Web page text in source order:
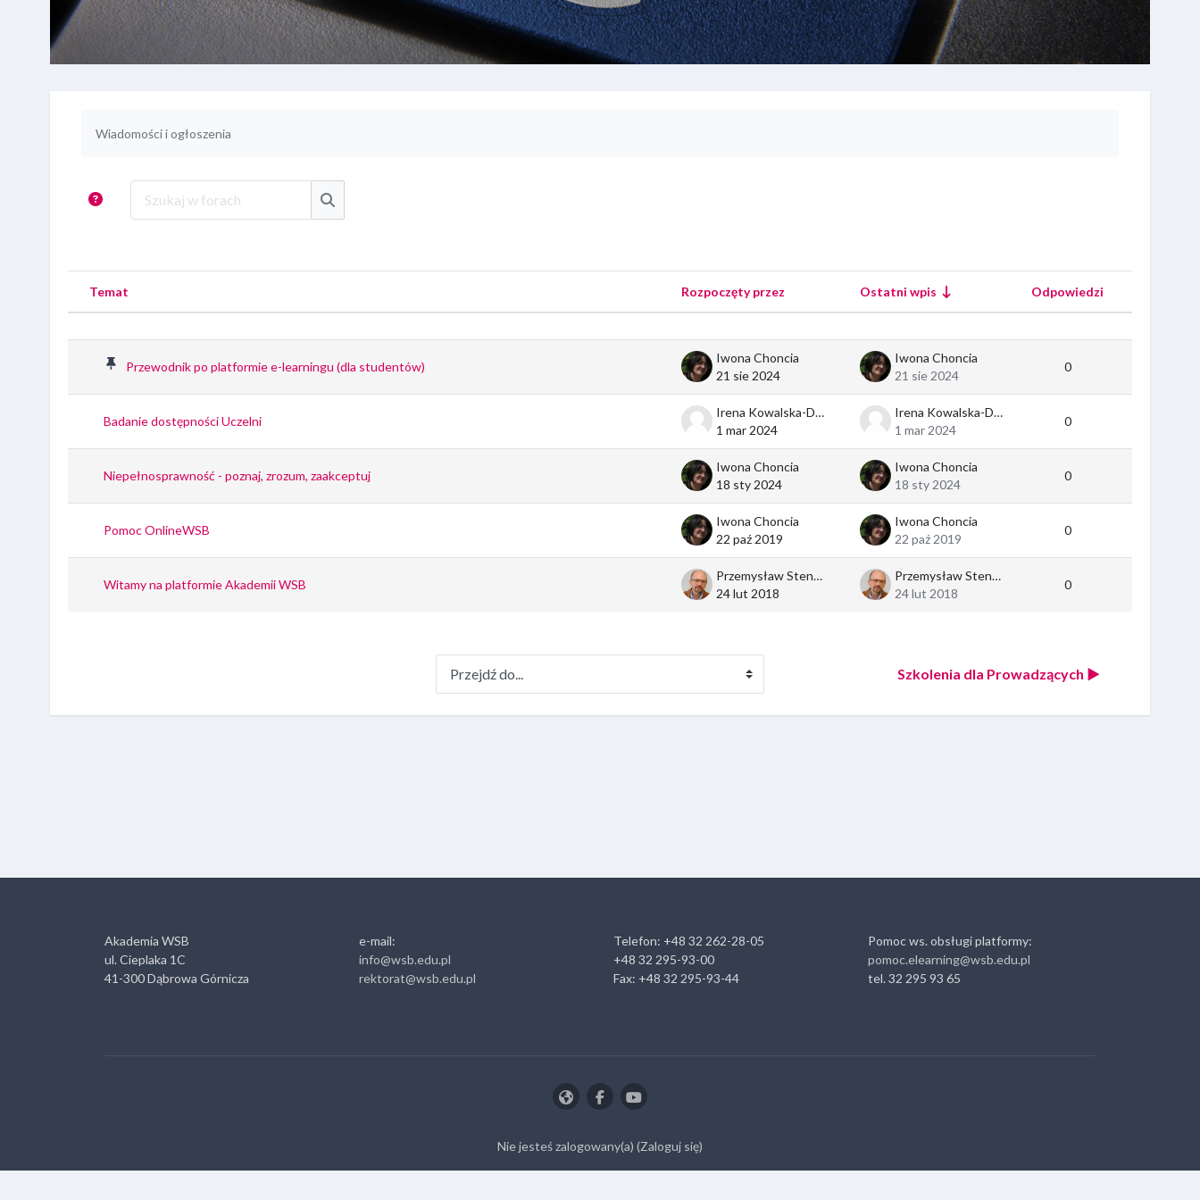
Wiadomości i ogłoszenia
Szukaj w forach
Status
Temat Rozpoczęty przez Ostatni wpis
Odpowiedzi
Akcje
Przewodnik po platformie e-learningu (dla studentów)
Iwona Choncia
21 sie 2024
Iwona Choncia
21 sie 2024
0
Badanie dostępności Uczelni
Irena Kowalska-Drygała
1 mar 2024
Irena Kowalska-Drygała
1 mar 2024
0
Niepełnosprawność - poznaj, zrozum, zaakceptuj
Iwona Choncia
18 sty 2024
Iwona Choncia
18 sty 2024
0
Pomoc OnlineWSB
Iwona Choncia
22 paź 2019
Iwona Choncia
22 paź 2019
0
Witamy na platformie Akademii WSB
Przemysław Stencel
24 lut 2018
Przemysław Stencel
24 lut 2018
0
Przejdź do... Szkolenia dla Prowadzących ▶︎
Akademia WSB
ul. Cieplaka 1C
41-300 Dąbrowa Górnicza
e-mail:
info@wsb.edu.pl
rektorat@wsb.edu.pl
Telefon: +48 32 262-28-05
+48 32 295-93-00
Fax: +48 32 295-93-44
Pomoc ws. obsługi platformy:
pomoc.elearning@wsb.edu.pl
tel. 32 295 93 65
Nie jesteś zalogowany(a) (Zaloguj się)